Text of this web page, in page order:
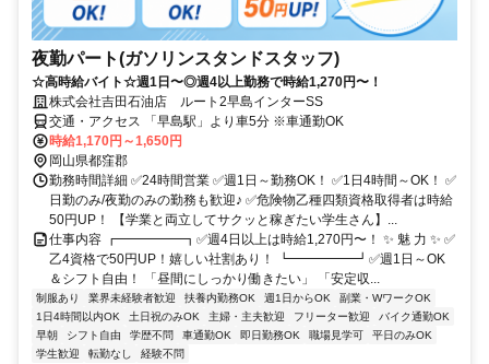
夜勤パート(ガソリンスタンドスタッフ)
☆高時給バイト☆週1日〜◎週4以上勤務で時給1,270円〜！
株式会社吉田石油店 ルート2早島インターSS
交通・アクセス 「早島駅」より車5分 ※車通勤OK
時給1,170円～1,650円
岡山県都窪郡
勤務時間詳細 ✅24時間営業 ✅週1日～勤務OK！ ✅1日4時間～OK！ ✅
日勤のみ/夜勤のみの勤務も歓迎♪ ✅危険物乙種四類資格取得者は時給
50円UP！ 【学業と両立してサクッと稼ぎたい学生さん】...
仕事内容 ┏━━━━━┓✅週4日以上は時給1,270円〜！ ✨ 魅 力 ✨ ✅
乙4資格で50円UP！嬉しい社割あり！ ┗━━━━━┛✅週1日～OK
＆シフト自由！ 「昼間にしっかり働きたい」 「安定収...
制服あり 業界未経験者歓迎 扶養内勤務OK 週1日からOK
副業・WワークOK
1日4時間以内OK
土日祝のみOK 主婦・主夫歓迎 フリーター歓迎
バイク通勤OK
早朝
シフト自由 学歴不問 車通勤OK 即日勤務OK 職場見学可
平日のみOK
学生歓迎
転勤なし 経験不問